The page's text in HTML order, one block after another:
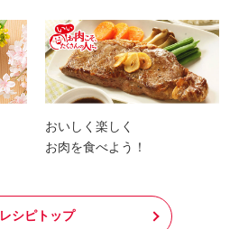
おいしく楽しく
お肉を食べよう！
レシピトップ